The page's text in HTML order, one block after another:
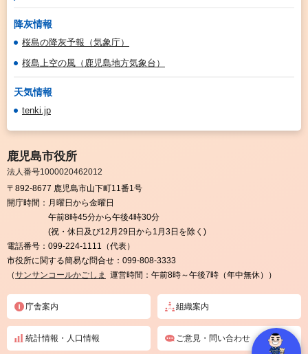
降灰情報
桜島の降灰予報（気象庁）
桜島上空の風（鹿児島地方気象台）
天気情報
tenki.jp
鹿児島市役所
法人番号1000020462012
〒892-8677 鹿児島市山下町11番1号
開庁時間： 月曜日から金曜日
午前8時45分から午後4時30分
(祝・休日及び12月29日から1月3日を除く)
電話番号： 099-224-1111（代表）
市役所に関する簡易な問合せ： 099-808-3333
（サンサンコールかごしま 運営時間：午前8時～午後7時（年中無休））
庁舎案内 組織案内
統計情報・人口情報 ご意見・問い合わせ